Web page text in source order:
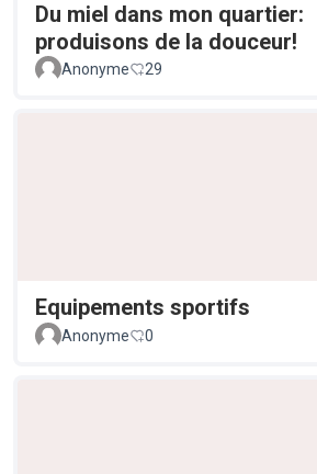
Du miel dans mon quartier:
produisons de la douceur!
Anonyme 29
Equipements sportifs
Anonyme
0